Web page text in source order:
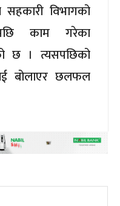
विभागको
काम गरेका
छ । त्यसपछिको
बोलाएर छलफल